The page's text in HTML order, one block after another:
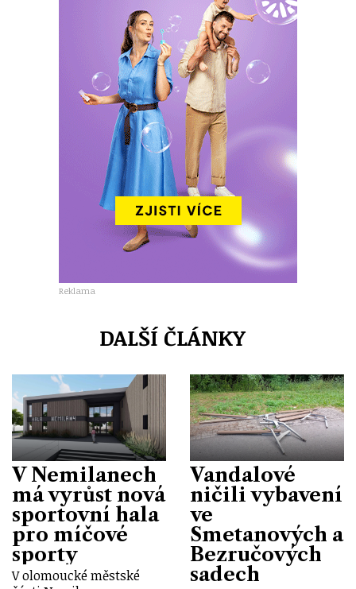
Reklama
DALŠÍ ČLÁNKY
V Nemilanech
má vyrůst nová
sportovní hala
pro míčové
sporty
V olomoucké městské
Vandalové
ničili vybavení
ve
Smetanových a
Bezručových
sadech